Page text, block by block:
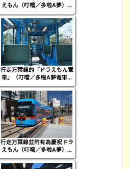
えもん（叮噹／多啦A夢）...
行走万葉線的「ドラえもん電
車」（叮噹／多啦A夢電車...
行走万葉線並附有為慶祝ドラ
えもん（叮噹／多啦A夢）...